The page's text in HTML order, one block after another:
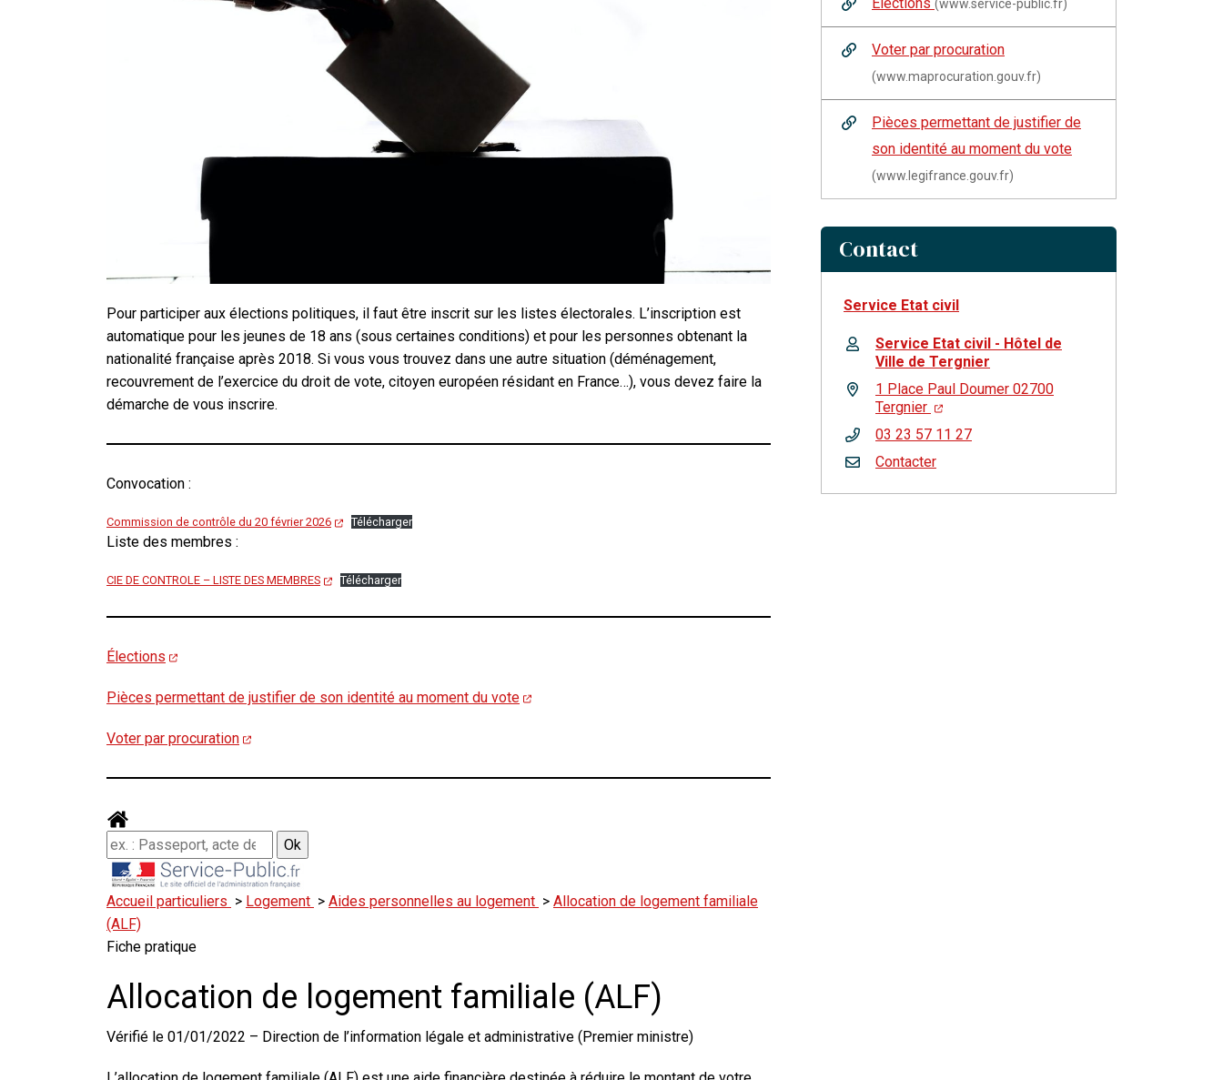
Pour participer aux élections politiques, il faut être inscrit sur les listes électorales. L’inscription est
automatique pour les jeunes de 18 ans (sous certaines conditions) et pour les personnes obtenant la
nationalité française après 2018. Si vous vous trouvez dans une autre situation (déménagement,
recouvrement de l’exercice du droit de vote, citoyen européen résidant en France…), vous devez faire la
démarche de vous inscrire.
Convocation :
Commission de contrôle du 20 février 2026 Télécharger
Liste des membres :
CIE DE CONTROLE – LISTE DES MEMBRES Télécharger
Élections
Pièces permettant de justifier de son identité au moment du vote
Voter par procuration
Accueil particuliers > Logement > Aides personnelles au logement > Allocation de logement familiale
(ALF)
Fiche pratique
Allocation de logement familiale (ALF)
Vérifié le 01/01/2022 – Direction de l’information légale et administrative (Premier ministre)
(www.service-public.fr)
Voter par procuration
(www.maprocuration.gouv.fr)
Pièces permettant de justifier de
son identité au moment du vote
(www.legifrance.gouv.fr)
Contact
Service Etat civil
Service Etat civil - Hôtel de
Ville de Tergnier
1 Place Paul Doumer 02700
Tergnier
03 23 57 11 27
Contacter